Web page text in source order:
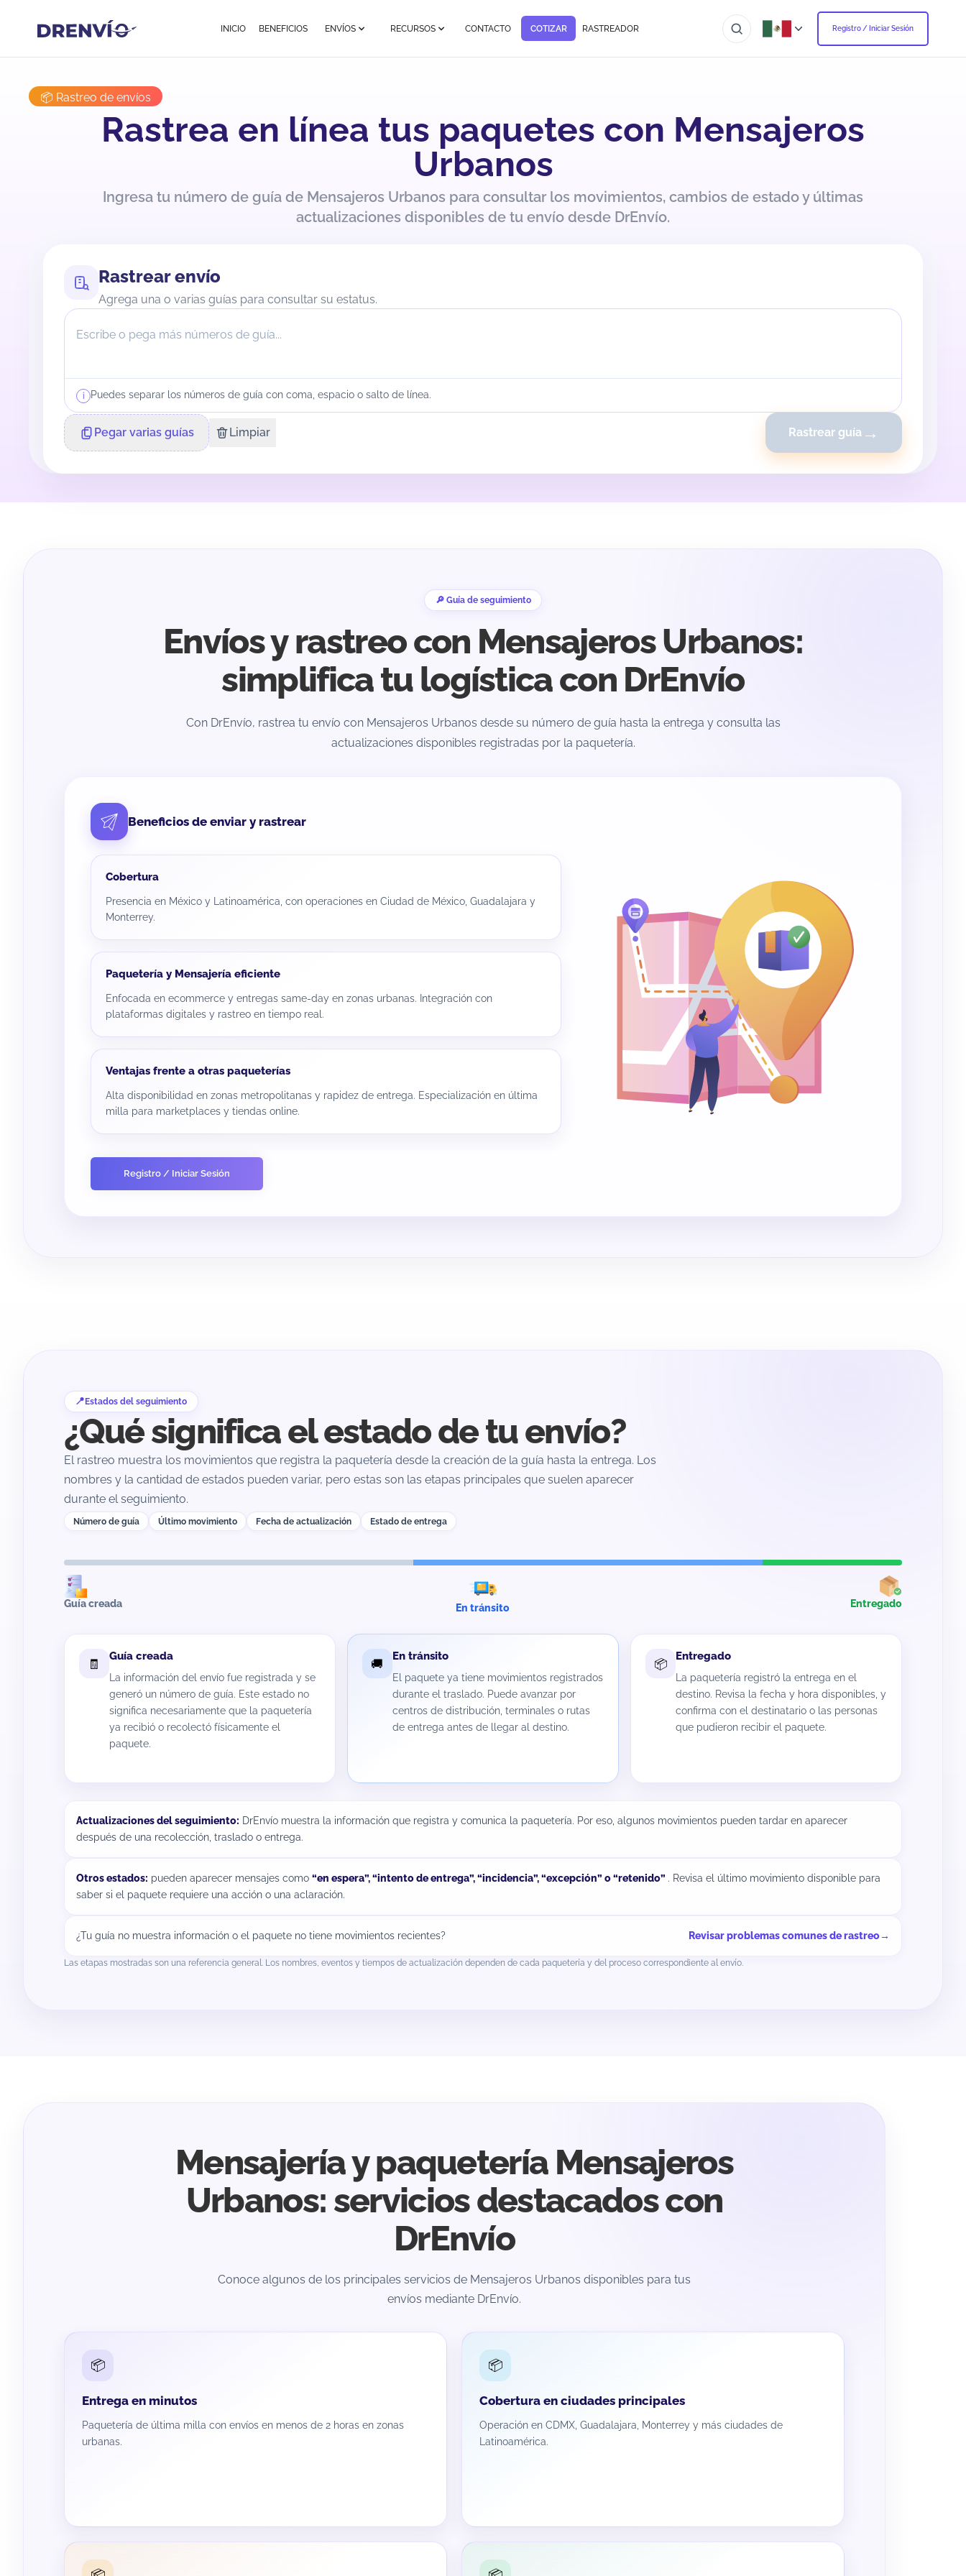
INICIO BENEFICIOS ENVÍOS RECURSOS CONTACTO COTIZAR RASTREADOR Registro / Iniciar Sesión
📦 Rastreo de envíos
Rastrea en línea tus paquetes con Mensajeros
Urbanos
Ingresa tu número de guía de Mensajeros Urbanos para consultar los movimientos, cambios de estado y últimas
actualizaciones disponibles de tu envío desde DrEnvío.
Rastrear envío
Agrega una o varias guías para consultar su estatus.
i Puedes separar los números de guía con coma, espacio o salto de línea.
Pegar varias guías Limpiar Rastrear guía →
🔎 Guía de seguimiento
Envíos y rastreo con Mensajeros Urbanos:
simplifica tu logística con DrEnvío
Con DrEnvío, rastrea tu envío con Mensajeros Urbanos desde su número de guía hasta la entrega y consulta las
actualizaciones disponibles registradas por la paquetería.
Beneficios de enviar y rastrear
Cobertura
Presencia en México y Latinoamérica, con operaciones en Ciudad de México, Guadalajara y
Monterrey.
Paquetería y Mensajería eficiente
Enfocada en ecommerce y entregas same-day en zonas urbanas. Integración con
plataformas digitales y rastreo en tiempo real.
Ventajas frente a otras paqueterías
Alta disponibilidad en zonas metropolitanas y rapidez de entrega. Especialización en última
milla para marketplaces y tiendas online.
Registro / Iniciar Sesión
Estados del seguimiento
¿Qué significa el estado de tu envío?
El rastreo muestra los movimientos que registra la paquetería desde la creación de la guía hasta la entrega. Los
nombres y la cantidad de estados pueden variar, pero estas son las etapas principales que suelen aparecer
durante el seguimiento.
Número de guía Último movimiento Fecha de actualización Estado de entrega
Guía creada En tránsito Entregado
🧾
Guía creada
La información del envío fue registrada y se
generó un número de guía. Este estado no
significa necesariamente que la paquetería
ya recibió o recolectó físicamente el
paquete.
🚚
En tránsito
El paquete ya tiene movimientos registrados
durante el traslado. Puede avanzar por
centros de distribución, terminales o rutas
de entrega antes de llegar al destino.
📦
Entregado
La paquetería registró la entrega en el
destino. Revisa la fecha y hora disponibles, y
confirma con el destinatario o las personas
que pudieron recibir el paquete.
Actualizaciones del seguimiento: DrEnvío muestra la información que registra y comunica la paquetería. Por eso, algunos movimientos pueden tardar en aparecer
después de una recolección, traslado o entrega.
Otros estados: pueden aparecer mensajes como “en espera”, “intento de entrega”, “incidencia”, “excepción” o “retenido” . Revisa el último movimiento disponible para
saber si el paquete requiere una acción o una aclaración.
¿Tu guía no muestra información o el paquete no tiene movimientos recientes? Revisar problemas comunes de rastreo
Las etapas mostradas son una referencia general. Los nombres, eventos y tiempos de actualización dependen de cada paquetería y del proceso correspondiente al envío.
Mensajería y paquetería Mensajeros
Urbanos: servicios destacados con
DrEnvío
Conoce algunos de los principales servicios de Mensajeros Urbanos disponibles para tus
envíos mediante DrEnvío.
📦
Entrega en minutos
Paquetería de última milla con envíos en menos de 2 horas en zonas
urbanas.
📦
Cobertura en ciudades principales
Operación en CDMX, Guadalajara, Monterrey y más ciudades de
Latinoamérica.